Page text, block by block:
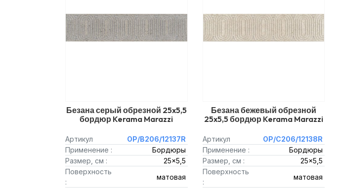
Безана серый обрезной 25x5,5
бордюр Kerama Marazzi
Артикул
OP/B206/12137R
Применение :
Бордюры
Размер, см :
25x5,5
Поверхность
:
матовая
Безана бежевый обрезной
25x5,5 бордюр Kerama Marazzi
Артикул
OP/C206/12138R
Применение :
Бордюры
Размер, см :
25x5,5
Поверхность
:
матовая